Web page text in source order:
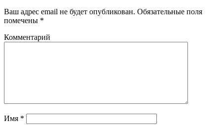
Ваш адрес email не будет опубликован. Обязательные поля
помечены *
Комментарий
Имя *